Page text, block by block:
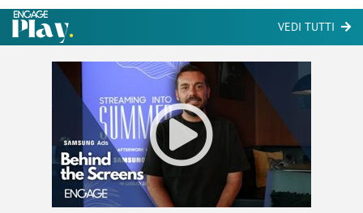
VEDI TUTTI